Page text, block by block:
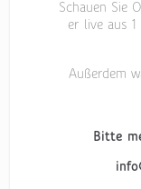
in Castrop-
Schauen Sie
er live aus
Außerdem
Bitte